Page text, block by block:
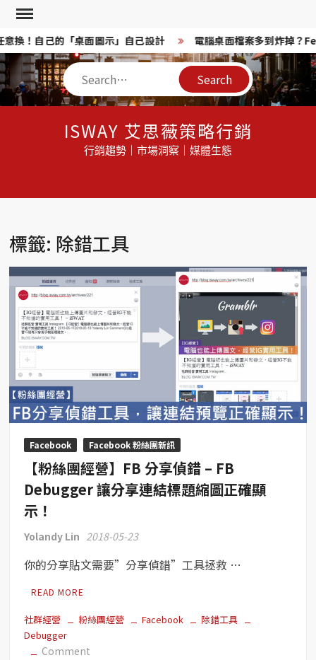
Skip
content
換！自己的「桌面圖示」自己設計 電腦桌面檔案多到炸掉？
Search
ISWAY 艾思薇策略行銷
行銷趨勢｜市場洞察｜媒體生態
標籤: 除錯工具
Facebook Facebook 粉絲團新訊
【粉絲團經營】FB 分享偵錯 – FB
Debugger 讓分享連結標題縮圖正確顯
示！
Yolandy Lin 2018-05-23
你的分享貼文需要”分享偵錯”工具拯救 …
READ MORE
社群經營 粉絲團經營 Facebook
除錯工具
Debugger
Comment